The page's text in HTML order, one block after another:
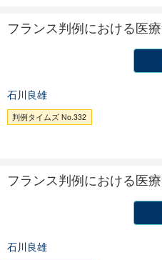
フランス判例における医
石川良雄
判例タイムズ No.332
フランス判例における医
石川良雄